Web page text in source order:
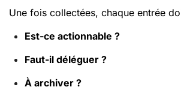
Une fois collectées, chaque entrée
Est-ce actionnable ?
Faut-il déléguer ?
À archiver ?